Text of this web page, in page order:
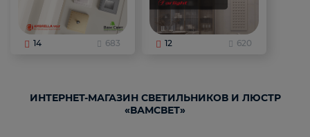
14 683 12 620
ИНТЕРНЕТ-МАГАЗИН СВЕТИЛЬНИКОВ И ЛЮСТР
«ВАМСВЕТ»